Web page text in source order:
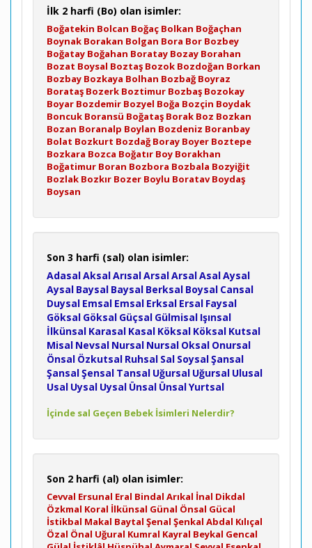
İlk 2 harfi (Bo) olan isimler:
Boğatekin Bolcan Boğaç Bolkan Boğaçhan
Boynak Borakan Bolgan Bora Bor Bozbey
Boğatay Boğahan Boratay Bozay Borahan
Bozat Boysal Boztaş Bozok Bozdoğan Borkan
Bozbay Bozkaya Bolhan Bozbağ Boyraz
Borataş Bozerk Boztimur Bozbaş Bozokay
Boyar Bozdemir Bozyel Boğa Bozçin Boydak
Boncuk Boransü Boğataş Borak Boz Bozkan
Bozan Boranalp Boylan Bozdeniz Boranbay
Bolat Bozkurt Bozdağ Boray Boyer Boztepe
Bozkara Bozca Boğatır Boy Borakhan
Boğatimur Boran Bozbora Bozbala Bozyiğit
Bozlak Bozkır Bozer Boylu Boratav Boydaş
Boysan
Son 3 harfi (sal) olan isimler:
AdasalAksalArısalArsalArsalAsalAysal
Aysal Baysal Baysal Berksal Boysal Cansal
Duysal Emsal Emsal Erksal Ersal Faysal
Göksal Göksal Güçsal Gülmisal Işınsal
İlkünsal Karasal Kasal Köksal Köksal Kutsal
Misal Nevsal Nursal Nursal Oksal Onursal
Önsal Özkutsal Ruhsal Sal SoysalŞansal
ŞansalŞensal Tansal Uğursal Uğursal Ulusal
Usal Uysal Uysal Ünsal ÜnsalYurtsal
İçinde sal Geçen Bebek İsimleri Nelerdir?
Son 2 harfi (al) olan isimler:
Cevval Ersunal Eral Bindal Arıkal İnal Dikdal
Özkmal Koral İlkünsal Günal Önsal Gücal
İstikbal Makal Baytal Şenal Şenkal Abdal Kılıçal
Özal Önal Uğural Kumral Kayral Beykal Gencal